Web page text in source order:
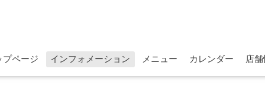
プページ インフォメーション メニュー カレンダー 店